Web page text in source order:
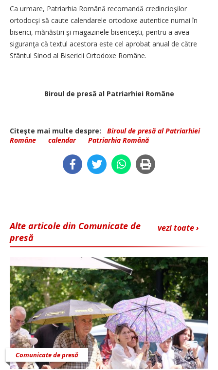
Ca urmare, Patriarhia Română recomandă credincioşilor
ortodocşi să caute calendarele ortodoxe autentice numai în
biserici, mănăstiri şi magazinele bisericeşti, pentru a avea
siguranţa că textul acestora este cel aprobat anual de către
Sfântul Sinod al Bisericii Ortodoxe Române.
Biroul de presă al Patriarhiei Române
Citeşte mai multe despre:
Biroul de presă al Patriarhiei
Române - calendar- Patriarhia Română
vezi toate ›
Alte articole din Comunicate de
presă
Comunicate de presă